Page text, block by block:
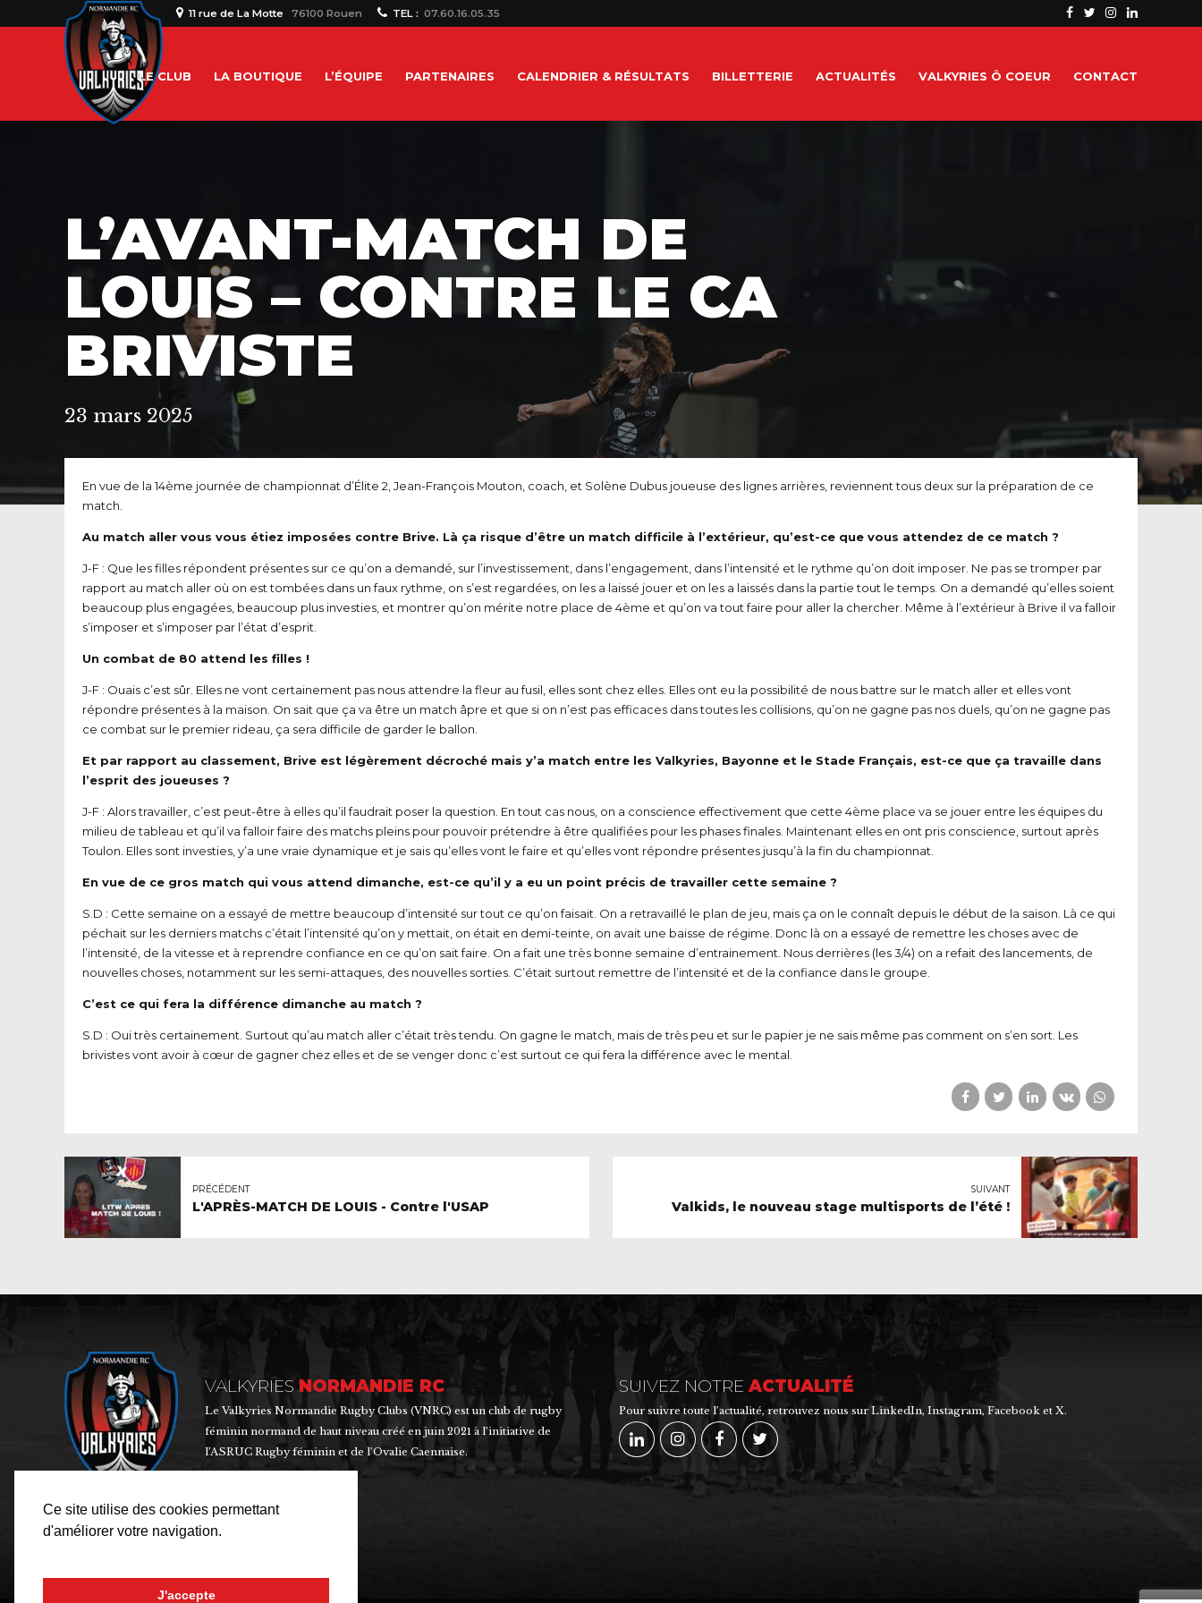
Ce site utilise des cookies permettant
d'améliorer votre navigation.
J'accepte
11 rue de La Motte 76100 Rouen TEL : 07.60.16.05.35
LE CLUB LA BOUTIQUE L’ÉQUIPE PARTENAIRES CALENDRIER & RÉSULTATS BILLETTERIE ACTUALITÉS VALKYRIES Ô COEUR CONTACT
L’AVANT-MATCH DE
LOUIS – CONTRE LE CA
BRIVISTE
23 mars 2025
En vue de la 14ème journée de championnat d’Élite 2, Jean-François Mouton, coach, et Solène Dubus joueuse des lignes arrières, reviennent tous deux sur la préparation de ce
match.
Au match aller vous vous étiez imposées contre Brive. Là ça risque d’être un match difficile à l’extérieur, qu’est-ce que vous attendez de ce match ?
J-F : Que les filles répondent présentes sur ce qu’on a demandé, sur l’investissement, dans l’engagement, dans l’intensité et le rythme qu’on doit imposer. Ne pas se tromper par
rapport au match aller où on est tombées dans un faux rythme, on s’est regardées, on les a laissé jouer et on les a laissés dans la partie tout le temps. On a demandé qu’elles soient
beaucoup plus engagées, beaucoup plus investies, et montrer qu’on mérite notre place de 4ème et qu’on va tout faire pour aller la chercher. Même à l’extérieur à Brive il va falloir
s’imposer et s’imposer par l’état d’esprit.
Un combat de 80 attend les filles !
J-F : Ouais c’est sûr. Elles ne vont certainement pas nous attendre la fleur au fusil, elles sont chez elles. Elles ont eu la possibilité de nous battre sur le match aller et elles vont
répondre présentes à la maison. On sait que ça va être un match âpre et que si on n’est pas efficaces dans toutes les collisions, qu’on ne gagne pas nos duels, qu’on ne gagne pas
ce combat sur le premier rideau, ça sera difficile de garder le ballon.
Et par rapport au classement, Brive est légèrement décroché mais y’a match entre les Valkyries, Bayonne et le Stade Français, est-ce que ça travaille dans
l’esprit des joueuses ?
J-F : Alors travailler, c’est peut-être à elles qu’il faudrait poser la question. En tout cas nous, on a conscience effectivement que cette 4ème place va se jouer entre les équipes du
milieu de tableau et qu’il va falloir faire des matchs pleins pour pouvoir prétendre à être qualifiées pour les phases finales. Maintenant elles en ont pris conscience, surtout après
Toulon. Elles sont investies, y’a une vraie dynamique et je sais qu’elles vont le faire et qu’elles vont répondre présentes jusqu’à la fin du championnat.
En vue de ce gros match qui vous attend dimanche, est-ce qu’il y a eu un point précis de travailler cette semaine ?
S.D : Cette semaine on a essayé de mettre beaucoup d’intensité sur tout ce qu’on faisait. On a retravaillé le plan de jeu, mais ça on le connaît depuis le début de la saison. Là ce qui
péchait sur les derniers matchs c’était l’intensité qu’on y mettait, on était en demi-teinte, on avait une baisse de régime. Donc là on a essayé de remettre les choses avec de
l’intensité, de la vitesse et à reprendre confiance en ce qu’on sait faire. On a fait une très bonne semaine d’entrainement. Nous derrières (les 3/4) on a refait des lancements, de
nouvelles choses, notamment sur les semi-attaques, des nouvelles sorties. C’était surtout remettre de l’intensité et de la confiance dans le groupe.
C’est ce qui fera la différence dimanche au match ?
S.D : Oui très certainement. Surtout qu’au match aller c’était très tendu. On gagne le match, mais de très peu et sur le papier je ne sais même pas comment on s’en sort. Les
brivistes vont avoir à cœur de gagner chez elles et de se venger donc c’est surtout ce qui fera la différence avec le mental.
PRÉCÉDENT
L'APRÈS-MATCH DE LOUIS - Contre l'USAP
SUIVANT
Valkids, le nouveau stage multisports de l’été !
VALKYRIESNORMANDIE RC
Le Valkyries Normandie Rugby Clubs (VNRC) est un club de rugby
féminin normand de haut niveau créé en juin 2021 à l’initiative de
l’ASRUC Rugby féminin et de l’Ovalie Caennaise.
SUIVEZ NOTREACTUALITÉ
Pour suivre toute l’actualité, retrouvez nous sur LinkedIn, Instagram, Facebook et X.